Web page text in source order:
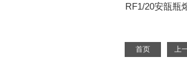
RF1/20安瓿瓶
首页 上